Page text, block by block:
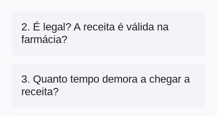
2. É legal? A receita é válida na
farmácia?
3. Quanto tempo demora a chegar a
receita?